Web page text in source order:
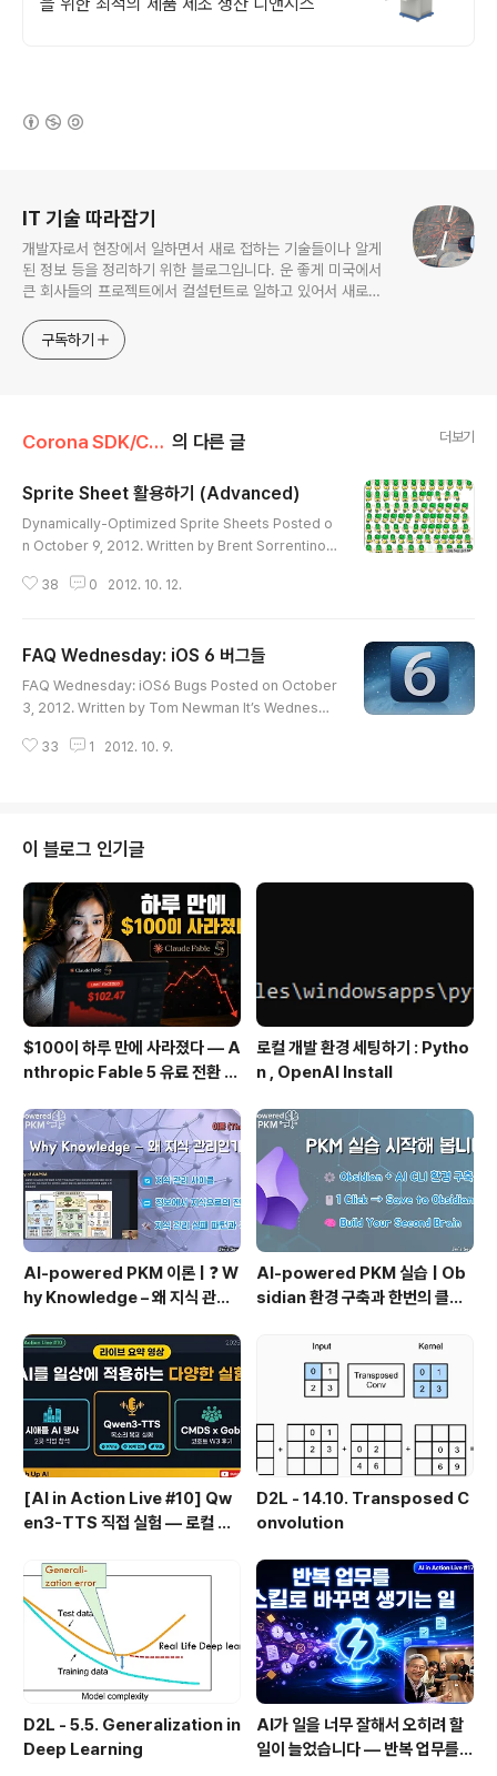
IT 기술 따라잡기
개발자로서 현장에서 일하면서 새로 접하는 기술들이나 알게
된 정보 등을 정리하기 위한 블로그입니다. 운 좋게 미국에서
큰 회사들의 프로젝트에서 컬설턴트로 일하고 있어서 새로운
사용되는 툴들에 대해 많은 분들과 정보를 공유하고 싶습니다.
구독하기
Corona SDK/Corona SDK TIPs 의 다른 글 더보기
Sprite Sheet 활용하기 (Advanced)
Dynamically-Optimized Sprite Sheets Posted o
n October 9, 2012. Written by Brent Sorrentino
게임 개발자 이며 ArdenKid 라는 별명을 가지고 있습니
예정입니다. 그의 블로그는 www.ardentkid.com 입니
다. Basic Sprite Sheets 만약 지난주의 를 animation
tutorial 놓치셨다면 그것 부터 보세요. 이 튜토리얼은 지
는 겁니다. Spri..
38 0 2012. 10. 12.
FAQ Wednesday: iOS 6 버그들
FAQ Wednesday: iOS6 Bugs Posted on October
3, 2012. Written by Tom Newman It’s Wednesda
ome frequently asked questions (FAQ) about cu
on iOS 6? 이전 FAQ에서 말씀 드렸듯이 이미 알려진 iO
S 6 Apple bug 가 있습니다. landscape 모드인 앱에
서 일어나는데요. GameCenter 의 로그인 화면이나 p..
33 1 2012. 10. 9.
이 블로그 인기글
$100이 하루 만에 사라졌다 — A
nthropic Fable 5 유료 전환 사
로컬 개발 환경 세팅하기 : Pytho
n , OpenAI Install
AI-powered PKM 이론 | ❓ W
hy Knowledge – 왜 지식 관리
보에서 지식으로의 전환, 🛠️ 지식
관리 실패 패턴과 극복
AI-powered PKM 실습 | Ob
sidian 환경 구축과 한번의 클릭
(Web Clipper)
[AI in Action Live #10] Qw
en3-TTS 직접 실험 — 로컬 설
D2L - 14.10. Transposed C
onvolution
D2L - 5.5. Generalization in
Deep Learning
AI가 일을 너무 잘해서 오히려 할
일이 늘었습니다 — 반복 업무를